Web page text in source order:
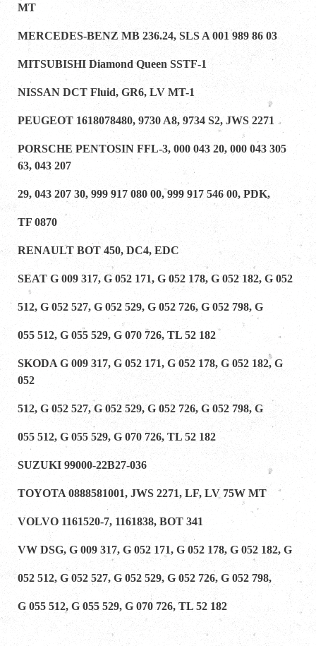
MT
MERCEDES-BENZ MB 236.24, SLS A 001 989 86 03
MITSUBISHI Diamond Queen SSTF-1
NISSAN DCT Fluid, GR6, LV MT-1
PEUGEOT 1618078480, 9730 A8, 9734 S2, JWS 2271
PORSCHE PENTOSIN FFL-3, 000 043 20, 000 043 305
63, 043 207
29, 043 207 30, 999 917 080 00, 999 917 546 00, PDK,
TF 0870
RENAULT BOT 450, DC4, EDC
SEAT G 009 317, G 052 171, G 052 178, G 052 182, G 052
512, G 052 527, G 052 529, G 052 726, G 052 798, G
055 512, G 055 529, G 070 726, TL 52 182
SKODA G 009 317, G 052 171, G 052 178, G 052 182, G
052
512, G 052 527, G 052 529, G 052 726, G 052 798, G
055 512, G 055 529, G 070 726, TL 52 182
SUZUKI 99000-22B27-036
TOYOTA 0888581001, JWS 2271, LF, LV 75W MT
VOLVO 1161520-7, 1161838, BOT 341
VW DSG, G 009 317, G 052 171, G 052 178, G 052 182, G
052 512, G 052 527, G 052 529, G 052 726, G 052 798,
G 055 512, G 055 529, G 070 726, TL 52 182